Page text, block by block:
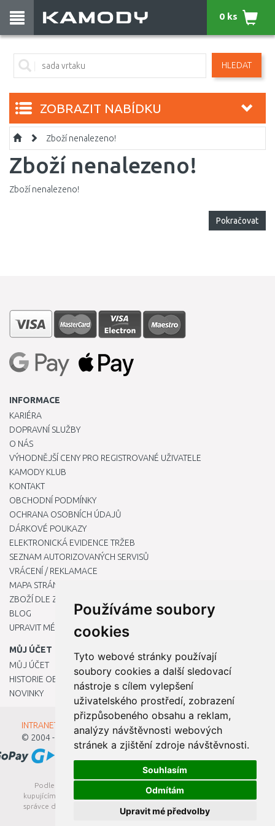
Používáme soubory
cookies
Tyto webové stránky používají
soubory cookies a další sledovací
nástroje s cílem vylepšení
uživatelského prostředí, zobrazení
přizpůsobeného obsahu a reklam,
analýzy návštěvnosti webových
stránek a zjištění zdroje návštěvnosti.
Souhlasím
Odmítám
Upravit mé předvolby
HLEDAT
0 ks
ZOBRAZIT NABÍDKU
Zboží nenalezeno!
Zboží nenalezeno!
Zboží nenalezeno!
Pokračovat
INFORMACE
KARIÉRA
DOPRAVNÍ SLUŽBY
O NÁS
VÝHODNĚJŠÍ CENY PRO REGISTROVANÉ UŽIVATELE
KAMODY KLUB
KONTAKT
OBCHODNÍ PODMÍNKY
OCHRANA OSOBNÍCH ÚDAJŮ
DÁRKOVÉ POUKAZY
ELEKTRONICKÁ EVIDENCE TRŽEB
SEZNAM AUTORIZOVANÝCH SERVISŮ
VRÁCENÍ / REKLAMACE
MAPA STRÁNKY
ZBOŽÍ DLE ZNAČEK
BLOG
UPRAVIT MÉ PŘEDVOLBY COOKIES
MŮJ ÚČET
MŮJ ÚČET
HISTORIE OBJEDNÁVEK
NOVINKY
INTRANET - Přihlášení pro zaměstnance
© 2004 - 2026
Kamody s.r.o.
Podle zákona o evidenci tržeb je prodávající povinen vystavit
kupujícímu účtenku. Zároveň je povinen zaevidovat přijatou tržbu u
správce daně online; v případě technického výpadku pak nejpozději
do 48 hodin.